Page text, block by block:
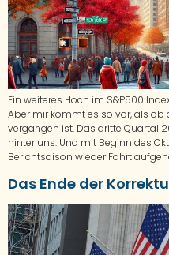
Ein weiteres Hoch im S&P500
Aber mir kommt es so vor, als ob
vergangen ist. Das dritte Quartal
hinter uns. Und mit Beginn des
Berichtsaison wieder Fahrt
Das Ende der